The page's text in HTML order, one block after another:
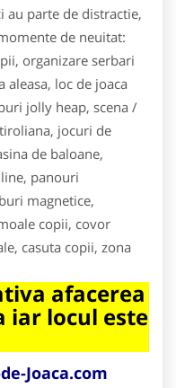
au parte de distractie,
de neuitat:
organizare serbari
aleasa, loc de joaca
jolly heap, scena /
jocuri de
de baloane,
panouri
magnetice,
copii, covor
casuta copii, zona
afacerea
iar locul este
Joaca.com